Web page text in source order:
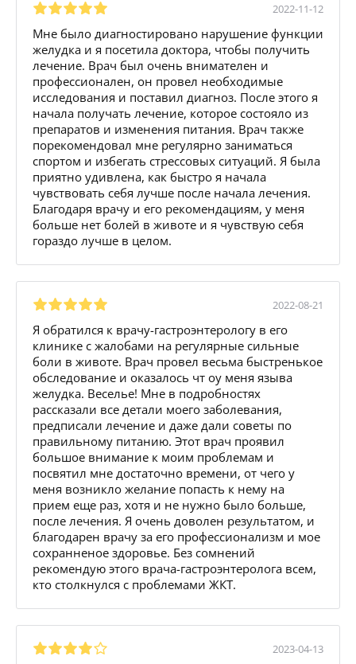
2022-11-12
Мне было диагностировано нарушение функции
желудка и я посетила доктора, чтобы получить
лечение. Врач был очень внимателен и
профессионален, он провел необходимые
исследования и поставил диагноз. После этого я
начала получать лечение, которое состояло из
препаратов и изменения питания. Врач также
порекомендовал мне регулярно заниматься
спортом и избегать стрессовых ситуаций. Я была
приятно удивлена, как быстро я начала
чувствовать себя лучше после начала лечения.
Благодаря врачу и его рекомендациям, у меня
больше нет болей в животе и я чувствую себя
гораздо лучше в целом.
2022-08-21
Я обратился к врачу-гастроэнтерологу в его
клинике с жалобами на регулярные сильные
боли в животе. Врач провел весьма быстренькое
обследование и оказалось чт оу меня языва
желудка. Веселье! Мне в подробностях
рассказали все детали моего заболевания,
предписали лечение и даже дали советы по
правильному питанию. Этот врач проявил
большое внимание к моим проблемам и
посвятил мне достаточно времени, от чего у
меня возникло желание попасть к нему на
прием еще раз, хотя и не нужно было больше,
после лечения. Я очень доволен результатом, и
благодарен врачу за его профессионализм и мое
сохранненое здоровье. Без сомнений
рекомендую этого врача-гастроэнтеролога всем,
кто столкнулся с проблемами ЖКТ.
2023-04-13